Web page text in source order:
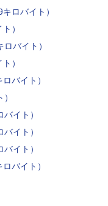
ロバイト）
）
バイト）
）
バイト）
イト）
イト）
イト）
バイト）